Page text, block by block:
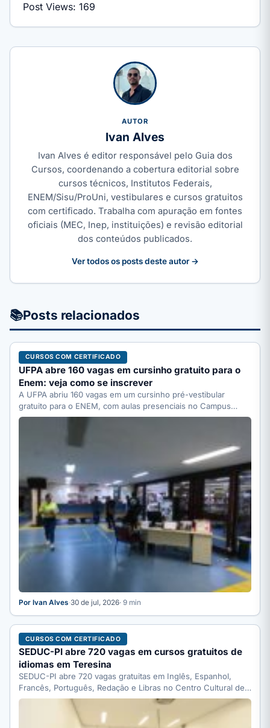
Post Views: 169
AUTOR
Ivan Alves
Ivan Alves é editor responsável pelo Guia dos
Cursos, coordenando a cobertura editorial sobre
cursos técnicos, Institutos Federais,
ENEM/Sisu/ProUni, vestibulares e cursos gratuitos
com certificado. Trabalha com apuração em fontes
oficiais (MEC, Inep, instituições) e revisão editorial
dos conteúdos publicados.
Ver todos os posts deste autor →
📚Posts relacionados
CURSOS COM CERTIFICADO
UFPA abre 160 vagas em cursinho gratuito para o
Enem: veja como se inscrever
A UFPA abriu 160 vagas em um cursinho pré-vestibular
gratuito para o ENEM, com aulas presenciais no Campus…
Por Ivan Alves·30 de jul, 2026· 9 min
CURSOS COM CERTIFICADO
SEDUC-PI abre 720 vagas em cursos gratuitos de
idiomas em Teresina
SEDUC-PI abre 720 vagas gratuitas em Inglês, Espanhol,
Francês, Português, Redação e Libras no Centro Cultural de
Línguas…